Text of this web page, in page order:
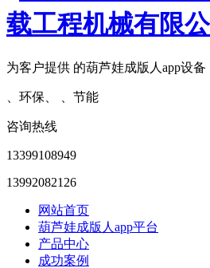
为客户提供 的葫芦娃成版人app设备
、环保、 、节能
咨询热线
13399108949
13992082126
网站首页
葫芦娃成版人app平台
产品中心
成功案例